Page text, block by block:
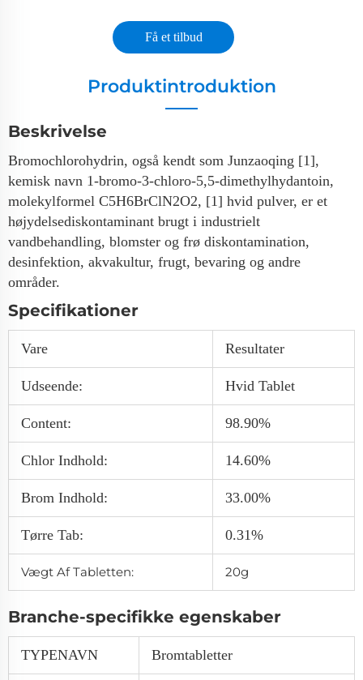
Få et tilbud
Produktintroduktion
Beskrivelse
Bromochlorohydrin, også kendt som Junzaoqing [1],
kemisk navn 1-bromo-3-chloro-5,5-dimethylhydantoin,
molekylformel C5H6BrClN2O2, [1] hvid pulver, er et
højydelsediskontaminant brugt i industrielt
vandbehandling, blomster og frø diskontamination,
desinfektion, akvakultur, frugt, bevaring og andre
områder.
Specifikationer
Vare Resultater
Udseende: Hvid Tablet
Content: 98.90%
Chlor Indhold: 14.60%
Brom Indhold: 33.00%
Tørre Tab: 0.31%
Vægt Af Tabletten: 20g
Branche-specifikke egenskaber
TYPENAVN Bromtabletter